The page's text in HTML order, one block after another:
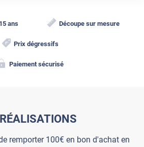
ans Découpe sur mesure
Prix dégressifs
Paiement sécurisé
remporter 100€ en bon d'achat en